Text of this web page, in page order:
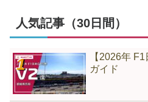
人気記事（30日間）
【2026年
ガイド